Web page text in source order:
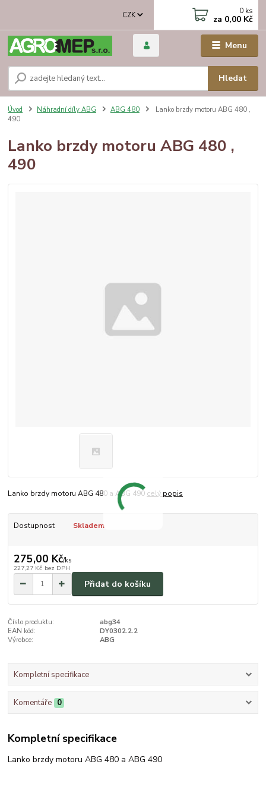
Menu
CZK
Hledat
0 ks
za 0,00 Kč
Úvod Náhradní díly ABG ABG 480
Lanko brzdy motoru ABG 480 ,
490
Lanko brzdy motoru ABG 480 ,
490
Lanko brzdy motoru ABG 480 a ABG 490 celý popis
Dostupnost Skladem
275,00 Kč/ks
227,27 Kč bez DPH
Přidat do košíku
Číslo produktu:
abg34
EAN kód:
DY0302.2.2
Výrobce:
ABG
Kompletní specifikace
Komentáře 0
Kompletní specifikace
Lanko brzdy motoru ABG 480 a ABG 490